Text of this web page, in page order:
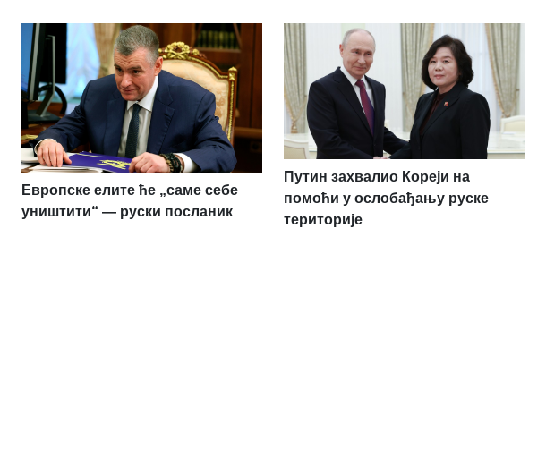
Европске елите ће „саме себе
уништити“ — руски посланик
Путин захвалио Кореји на
помоћи у ослобађању руске
територије